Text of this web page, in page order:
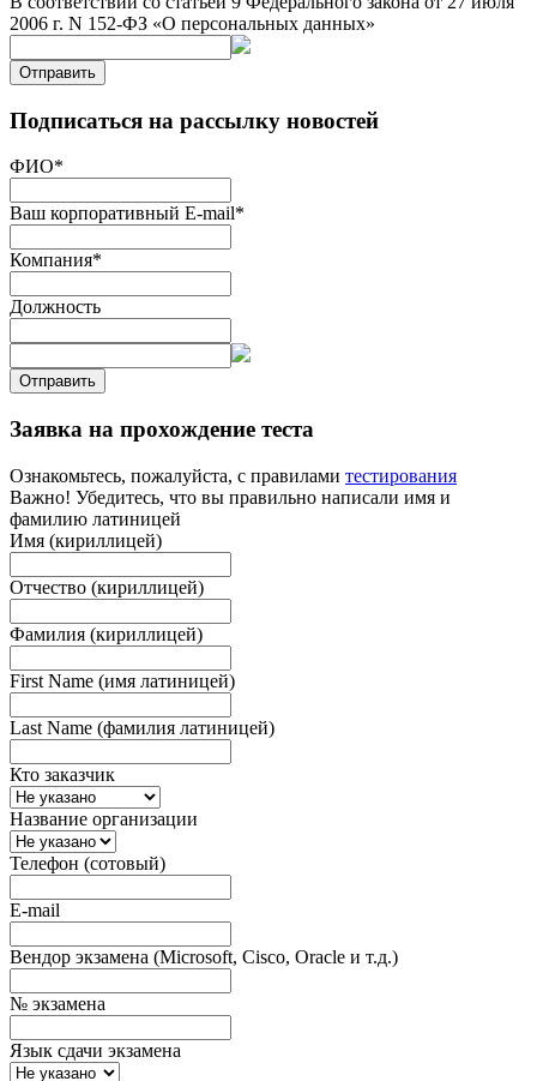
2006 г. N 152-ФЗ «О персональных данных»
Отправить
Подписаться на рассылку новостей
ФИО*
Ваш корпоративный E-mail*
Компания*
Должность
Отправить
Заявка на прохождение теста
Ознакомьтесь, пожалуйста, с правилами тестирования
Важно! Убедитесь, что вы правильно написали имя и
фамилию латиницей
Имя (кириллицей)
Отчество (кириллицей)
Фамилия (кириллицей)
First Name (имя латиницей)
Last Name (фамилия латиницей)
Кто заказчик
Название организации
Телефон (сотовый)
E-mail
Вендор экзамена (Microsoft, Cisco, Oracle и т.д.)
№ экзамена
Язык сдачи экзамена